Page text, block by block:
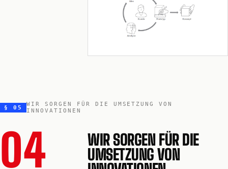
§ 05
WIR SORGEN FÜR DIE UMSETZUNG VON
INNOVATIONEN
04
WIR SORGEN FÜR DIE
UMSETZUNG VON